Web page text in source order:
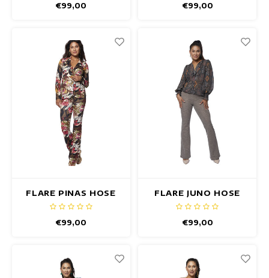
€99,00
€99,00
FLARE PINAS HOSE
€99,00
FLARE JUNO HOSE
€99,00